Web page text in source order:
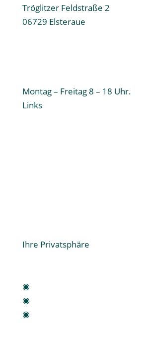
Tröglitzer Feldstraße 2
06729 Elsteraue
Montag – Freitag 8 – 18 Uhr.
Links
Ihre Privatsphäre
◉
◉
◉